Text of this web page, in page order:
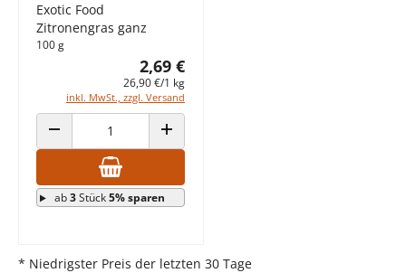
Exotic Food
Zitronengras ganz
100 g
2,69 €
26,90 €/1 kg
inkl. MwSt., zzgl. Versand
ANZAHL VERRINGERN ANZAHL ERHÖHEN
ab3Stück5% sparen
* Niedrigster Preis der letzten 30 Tage